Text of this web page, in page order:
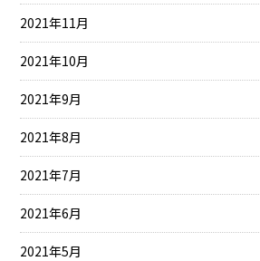
2021年11月
2021年10月
2021年9月
2021年8月
2021年7月
2021年6月
2021年5月